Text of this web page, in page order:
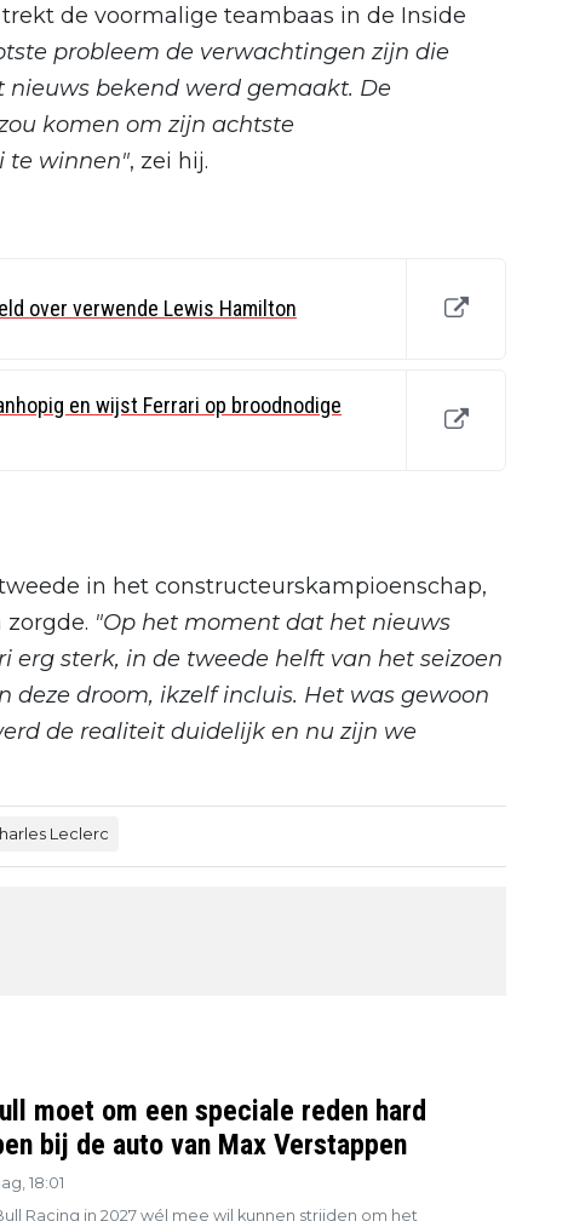
de voormalige teambaas in de Inside
probleem de verwachtingen zijn die
bekend werd gemaakt. De
komen om zijn achtste
te winnen", zei hij.
over verwende Lewis Hamilton
en wijst Ferrari op broodnodige
in het constructeurskampioenschap,
"Op het moment dat het nieuws
erg sterk, in de tweede helft van het seizoen
deze droom, ikzelf incluis. Het was gewoon
de realiteit duidelijk en nu zijn we
Leclerc
moet om een speciale reden hard
bij de auto van Max Verstappen
18:01
Racing in 2027 wél mee wil kunnen strijden om het